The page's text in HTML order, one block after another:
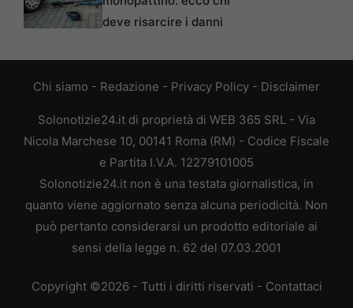
deve risarcire i danni
Chi siamo - Redazione - Privacy Policy - Disclaimer
Solonotizie24.it di proprietà di WEB 365 SRL - Via
Nicola Marchese 10, 00141 Roma (RM) - Codice Fiscale
e Partita I.V.A. 12279101005
Solonotizie24.it non è una testata giornalistica, in
quanto viene aggiornato senza alcuna periodicità. Non
può pertanto considerarsi un prodotto editoriale ai
sensi della legge n. 62 del 07.03.2001
Copyright ©2026 - Tutti i diritti riservati - Contattaci